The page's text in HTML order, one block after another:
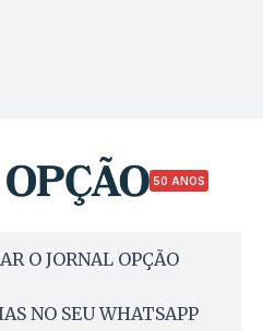
50 ANOS
O JORNAL OPÇÃO
NO SEU WHATSAPP